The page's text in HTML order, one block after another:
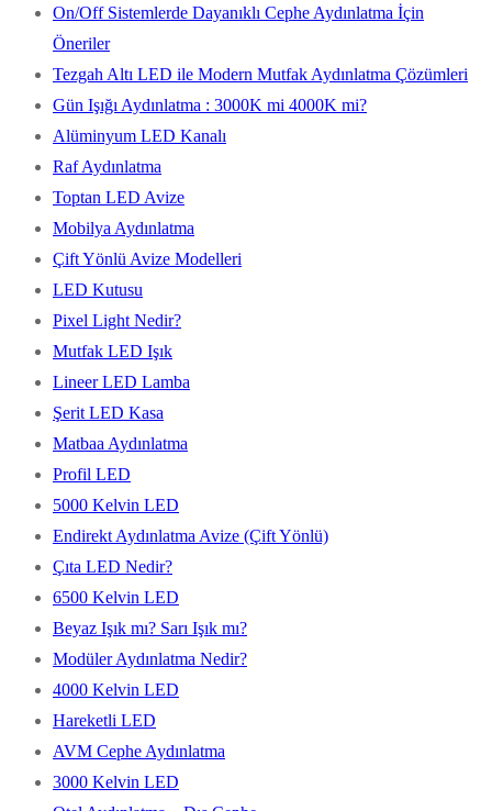
On/Off Sistemlerde Dayanıklı Cephe Aydınlatma İçin
Öneriler
Tezgah Altı LED ile Modern Mutfak Aydınlatma Çözümleri
Gün Işığı Aydınlatma : 3000K mi 4000K mi?
Alüminyum LED Kanalı
Raf Aydınlatma
Toptan LED Avize
Mobilya Aydınlatma
Çift Yönlü Avize Modelleri
LED Kutusu
Pixel Light Nedir?
Mutfak LED Işık
Lineer LED Lamba
Şerit LED Kasa
Matbaa Aydınlatma
Profil LED
5000 Kelvin LED
Endirekt Aydınlatma Avize (Çift Yönlü)
Çıta LED Nedir?
6500 Kelvin LED
Beyaz Işık mı? Sarı Işık mı?
Modüler Aydınlatma Nedir?
4000 Kelvin LED
Hareketli LED
AVM Cephe Aydınlatma
3000 Kelvin LED